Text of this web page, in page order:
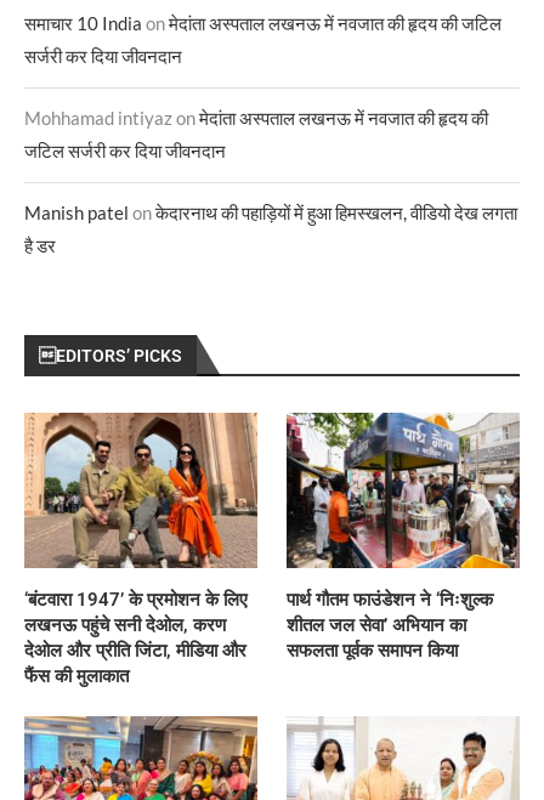
समाचार 10 India onमेदांता अस्पताल लखनऊ में नवजात की हृदय की जटिल
सर्जरी कर दिया जीवनदान
Mohhamad intiyazonमेदांता अस्पताल लखनऊ में नवजात की हृदय की
जटिल सर्जरी कर दिया जीवनदान
Manish patel onकेदारनाथ की पहाड़ियों में हुआ हिमस्खलन, वीडियो देख लगता
है डर
EDITORS’ PICKS
‘बंटवारा 1947’ के प्रमोशन के लिए
लखनऊ पहुंचे सनी देओल, करण
देओल और प्रीति जिंटा, मीडिया और
फैंस की मुलाकात
पार्थ गौतम फाउंडेशन ने ‘निःशुल्क
शीतल जल सेवा’ अभियान का
सफलता पूर्वक समापन किया